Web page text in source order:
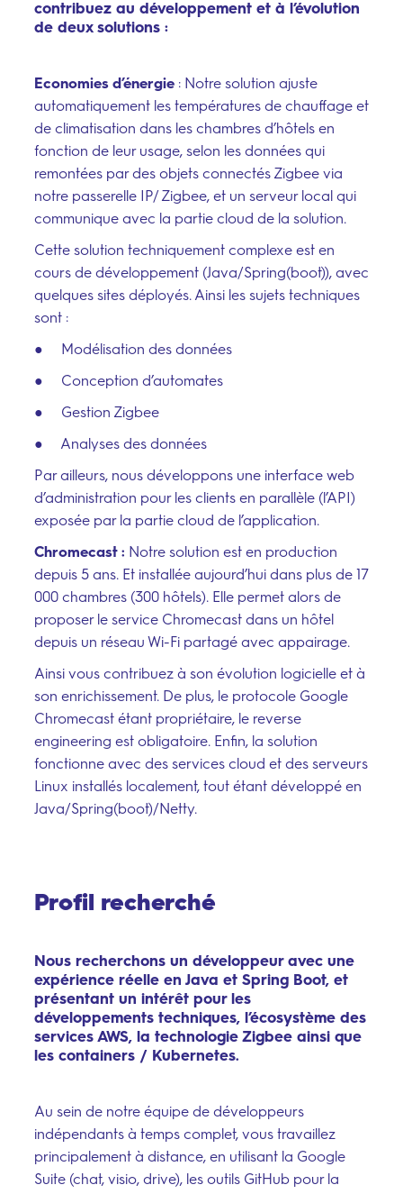
contribuez au développement et à l’évolution
de deux solutions :
Economies d’énergie: Notre solution ajuste
automatiquement les températures de chauffage et
de climatisation dans les chambres d’hôtels en
fonction de leur usage, selon les données qui
remontées par des objets connectés Zigbee via
notre passerelle IP/ Zigbee, et un serveur local qui
communique avec la partie cloud de la solution.
Cette solution techniquement complexe est en
cours de développement (Java/Spring(boot)), avec
quelques sites déployés. Ainsi les sujets techniques
sont :
● Modélisation des données
● Conception d’automates
● Gestion Zigbee
● Analyses des données
Par ailleurs, nous développons une interface web
d’administration pour les clients en parallèle (l’API)
exposée par la partie cloud de l’application.
Chromecast : Notre solution est en production
depuis 5 ans. Et installée aujourd’hui dans plus de 17
000 chambres (300 hôtels). Elle permet alors de
proposer le service Chromecast dans un hôtel
depuis un réseau Wi-Fi partagé avec appairage.
Ainsi vous contribuez à son évolution logicielle et à
son enrichissement. De plus, le protocole Google
Chromecast étant propriétaire, le reverse
engineering est obligatoire. Enfin, la solution
fonctionne avec des services cloud et des serveurs
Linux installés localement, tout étant développé en
Java/Spring(boot)/Netty.
Profil recherché
Nous recherchons un développeur avec une
expérience réelle en Java et Spring Boot, et
présentant un intérêt pour les
développements techniques, l’écosystème des
services AWS, la technologie Zigbee ainsi que
les containers / Kubernetes.
Au sein de notre équipe de développeurs
indépendants à temps complet, vous travaillez
principalement à distance, en utilisant la Google
Suite (chat, visio, drive), les outils GitHub pour la